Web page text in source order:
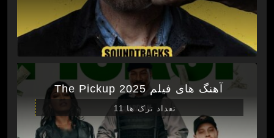
آهنگ های فیلم The Pickup 2025
تعداد ترک ها 11